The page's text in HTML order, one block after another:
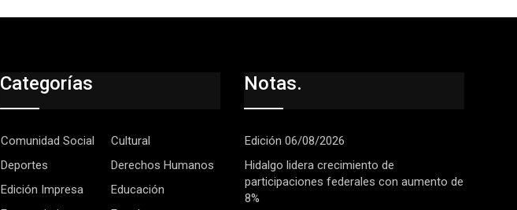
Categorías
Comunidad Social
Cultural
Deportes
Derechos Humanos
Edición Impresa
Educación
Notas.
Edición 06/08/2026
Hidalgo lidera crecimiento de
participaciones federales con aumento de
8%